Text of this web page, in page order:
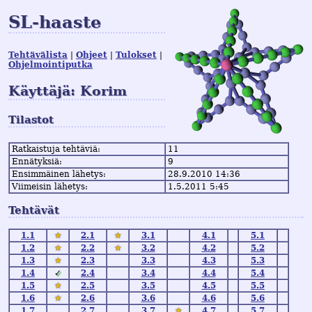
SL-haaste
Tehtävälista Ohjeet
Tulokset
Ohjelmointiputka
Käyttäjä: Korim
Tilastot
Ratkaistuja tehtäviä:
11
Ennätyksiä:
9
Ensimmäinen lähetys:
28.9.2010 14:36
Viimeisin lähetys:
1.5.2011 5:45
Tehtävät
1.1 ★ 2.1 ★ 3.1 4.1
5.1
1.2
★ 2.2 ★ 3.2 4.2
5.2
1.3
★ 2.3 3.3 4.3
5.3
1.4
✓ 2.4 3.4 4.4
5.4
1.5
★ 2.5 3.5 4.5
5.5
1.6
★ 2.6 3.6 4.6
5.6